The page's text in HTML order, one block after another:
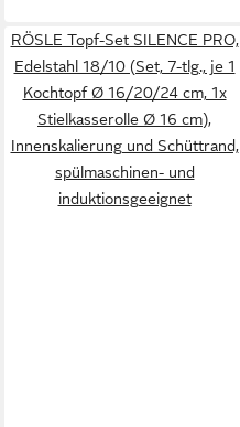
RÖSLE Topf-Set SILENCE PRO,
Edelstahl 18/10 (Set, 7-tlg., je 1
Kochtopf Ø 16/20/24 cm, 1x
Stielkasserolle Ø 16 cm),
Innenskalierung und Schüttrand,
spülmaschinen- und
induktionsgeeignet